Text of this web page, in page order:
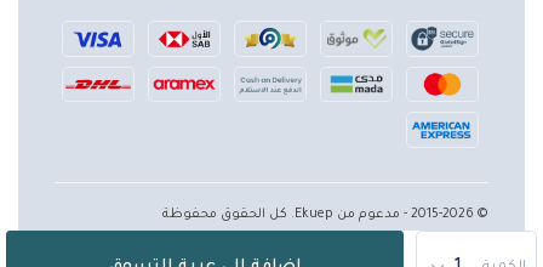
© 2015-2026 - مدعوم من Ekuep. كل الحقوق محفوظة